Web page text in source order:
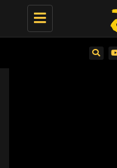
Toggle
navigation